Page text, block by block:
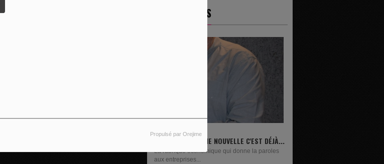
Propulsé par Orejime
LES ÉMISSIONS
La rubrique économique qui donne la paroles
Un lundi sur deux, Maxime Janssens vous
présente les livres de...